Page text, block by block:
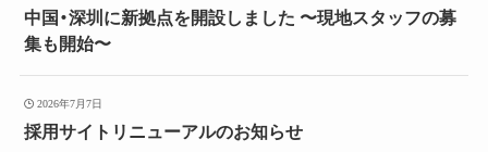
中国・深圳に新拠点を開設しました 〜現地スタッフの募
集も開始〜
2026年7月7日
採用サイトリニューアルのお知らせ